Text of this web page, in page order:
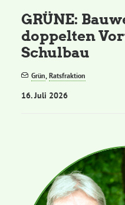
GRÜNE:
doppelten
Schulbau
Grün,Ratsfraktion
16. Juli 2026